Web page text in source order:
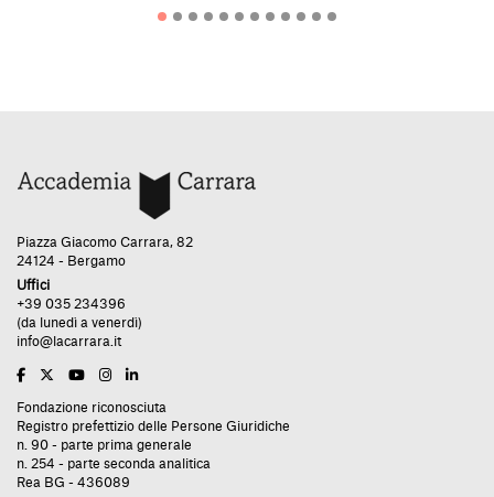
Piazza Giacomo Carrara, 82
24124 - Bergamo
Uffici
+39 035 234396
(da lunedì a venerdì)
info@lacarrara.it
Fondazione riconosciuta
Registro prefettizio delle Persone Giuridiche
n. 90 - parte prima generale
n. 254 - parte seconda analitica
Rea BG - 436089